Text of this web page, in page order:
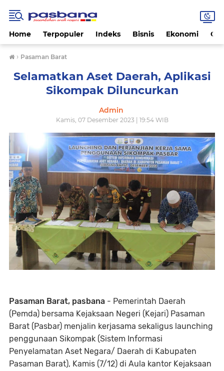
Home Terpopuler Indeks Bisnis Ekonomi
› Pasaman Barat
Selamatkan Aset Daerah, Aplikasi
Sikompak Diluncurkan
Admin
Kamis, 07 Desember 2023 | 19:54 WIB
Pasaman Barat, pasbana - Pemerintah Daerah
(Pemda) bersama Kejaksaan Negeri (Kejari) Pasaman
Barat (Pasbar) menjalin kerjasama sekaligus launching
penggunaan Sikompak (Sistem Informasi
Penyelamatan Aset Negara/ Daerah di Kabupaten
Pasaman Barat), Kamis (7/12) di Aula kantor Kejaksaan